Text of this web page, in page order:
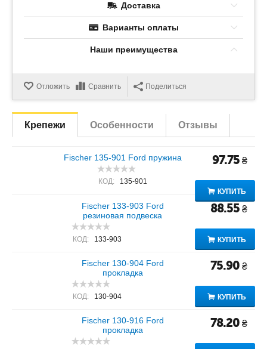
Доставка
Варианты оплаты
Наши преимущества
Отложить Сравнить Поделиться
Крепежи Особенности Отзывы
Fischer 135-901 Ford пружина
КОД: 135-901
97.75 ₴
КУПИТЬ
Fischer 133-903 Ford
резиновая подвеска
КОД: 133-903
88.55 ₴
КУПИТЬ
Fischer 130-904 Ford
прокладка
КОД: 130-904
75.90 ₴
КУПИТЬ
Fischer 130-916 Ford
прокладка
78.20 ₴